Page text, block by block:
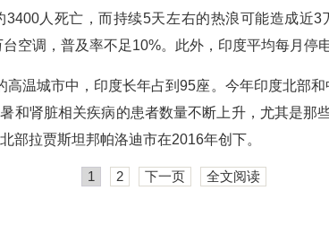
人死亡，而持续5天左右的热浪可能造成近
空调，普及率不足10%。此外，印度平均每月停
高温城市中，印度长年占到95座。今年印度北部
和肾脏相关疾病的患者数量不断上升，尤其是那
部拉贾斯坦邦帕洛迪市在2016年创下。
1 2 下一页 全文阅读